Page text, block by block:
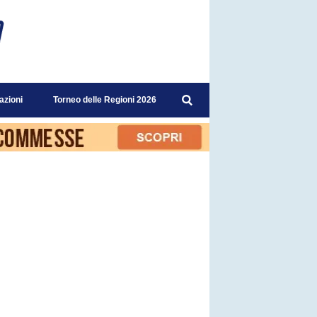
Torneo delle Regioni 2026